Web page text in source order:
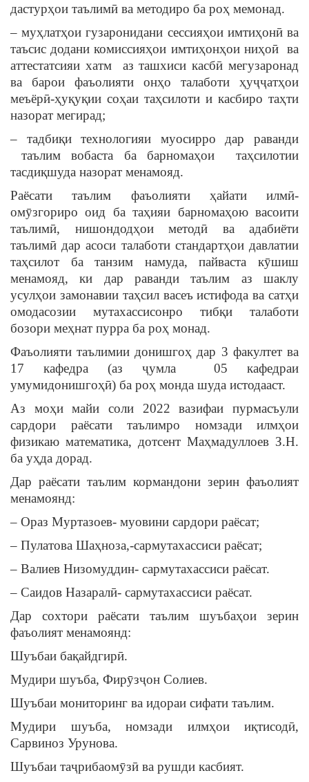
дастурҳои таълимӣ ва методиро ба роҳ мемонад.
– муҳлатҳои гузаронидани сессияҳои имтиҳонӣ ва
таъсис додани комиссияҳои имтиҳонҳои ниҳоӣ ва
аттестатсияи хатм аз ташхиси касбӣ мегузаронад
ва барои фаъолияти онҳо талаботи ҳуҷҷатҳои
меъёрӣ-ҳуқуқии соҳаи таҳсилоти и касбиро таҳти
назорат мегирад;
– тадбиқи технологияи муосирро дар раванди
таълим вобаста ба барномаҳои таҳсилотии
тасдиқшуда назорат менамояд.
Раёсати таълим фаъолияти ҳайати илмӣ-
омӯзгориро оид ба таҳияи барномаҳою васоити
таълимӣ, нишондодҳои методӣ ва адабиёти
таълимӣ дар асоси талаботи стандартҳои давлатии
таҳсилот ба танзим намуда, пайваста кӯшиш
менамояд, ки дар раванди таълим аз шаклу
усулҳои замонавии таҳсил васеъ истифода ва сатҳи
омодасозии мутахассисонро тибқи талаботи
бозори меҳнат пурра ба роҳ монад.
Фаъолияти таълимии донишгоҳ дар 3 факултет ва
17 кафедра (аз ҷумла 05 кафедраи
умумидонишгоҳӣ) ба роҳ монда шуда истодааст.
Аз моҳи майи соли 2022 вазифаи пурмасъули
сардори раёсати таълимро номзади илмҳои
физикаю математика, дотсент Маҳмадуллоев З.H.
ба уҳда дорад.
Дар раёсати таълим кормандони зерин фаъолият
менамоянд:
– Ораз Муртазоев- муовини сардори раёсат;
– Пулатова Шаҳноза,-сармутахассиси раёсат;
– Валиев Низомуддин- сармутахассиси раёсат.
– Саидов Назаралӣ- сармутахассиси раёсат.
Дар сохтори раёсати таълим шуъбаҳои зерин
фаъолият менамоянд:
Шуъбаи бақайдгирӣ.
Мудири шуъба, Фирӯзҷон Солиев.
Шуъбаи мониторинг ва идораи сифати таълим.
Мудири шуъба, номзади илмҳои иқтисодӣ,
Сарвиноз Урунова.
Шуъбаи таҷрибаомӯзӣ ва рушди касбият.